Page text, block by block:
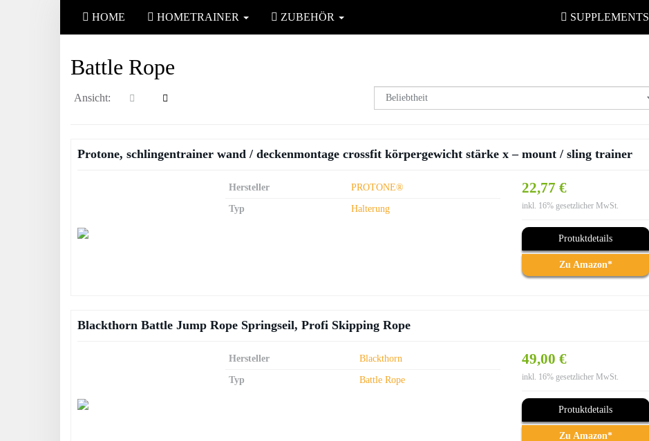
HOME HOMETRAINER ZUBEHÖR SUPPLEMENTS
Battle Rope
Ansicht:
Protone, schlingentrainer wand / deckenmontage crossfit körpergewicht stärke x – mount / sling trainer
22,77 €
inkl. 16% gesetzlicher MwSt.
Protuktdetails
Zu Amazon*
Hersteller PROTONE®
Typ Halterung
Blackthorn Battle Jump Rope Springseil, Profi Skipping Rope
49,00 €
inkl. 16% gesetzlicher MwSt.
Protuktdetails
Zu Amazon*
Hersteller Blackthorn
Typ Battle Rope